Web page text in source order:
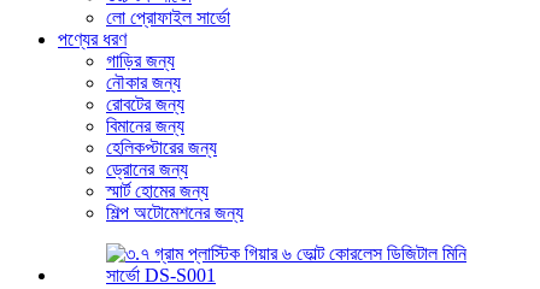
লো প্রোফাইল সার্ভো
পণ্যের ধরণ
গাড়ির জন্য
নৌকার জন্য
রোবটের জন্য
বিমানের জন্য
হেলিকপ্টারের জন্য
ড্রোনের জন্য
স্মার্ট হোমের জন্য
শিল্প অটোমেশনের জন্য